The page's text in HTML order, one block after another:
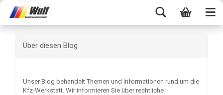
Über diesen Blog
Unser Blog behandelt Themen und Informationen rund um die
Kfz-Werkstatt. Wir informieren Sie über rechtliche